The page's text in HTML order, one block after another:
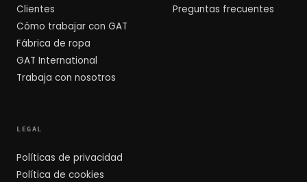
Clientes
Cómo trabajar con GAT
Fábrica de ropa
GAT International
Trabaja con nosotros
Preguntas frecuentes
LEGAL
Políticas de privacidad
Política de cookies